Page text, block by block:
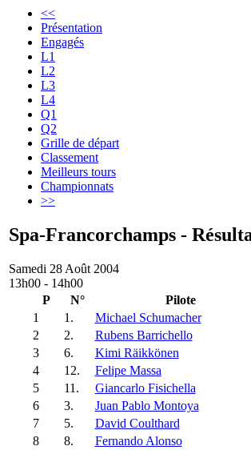
<<
Présentation
Engagés
L1
L2
L3
L4
Q1
Q2
Grille de départ
Classement
Meilleurs tours
Championnats
>>
Spa-Francorchamps -
Samedi 28 Août 2004
13h00 - 14h00
P
N° Pilote
1
1. Michael Schumacher
2
2. Rubens Barrichello
3
6. Kimi Räikkönen
4
12. Felipe Massa
5
11. Giancarlo Fisichella
6
3. Juan Pablo Montoya
7
5. David Coulthard
8
8. Fernando Alonso